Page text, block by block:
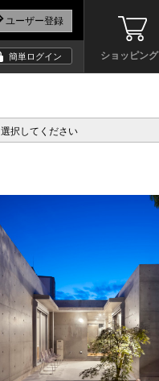
ショッピング
簡単ログイン
選択してください